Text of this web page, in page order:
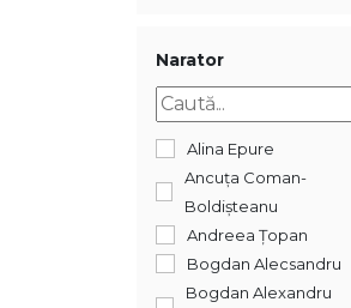
Anne Ornish
Arnold G. Nelson
Aviva Romm
Becca Levy
Ben Johnson
Benjamin Bikman
Bill Gifford
Brian Cole
C. Norman Shealy
Narator
Alina Epure
Ancuța Coman-
Boldișteanu
Andreea Țopan
Bogdan Alecsandru
Bogdan Alexandru